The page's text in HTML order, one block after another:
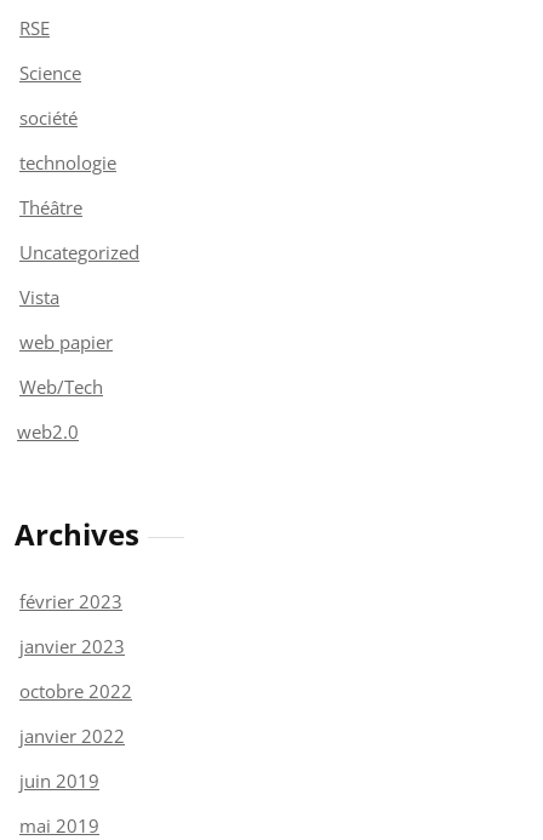
RSE
Science
société
technologie
Théâtre
Uncategorized
Vista
web papier
Web/Tech
web2.0
Archives
février 2023
janvier 2023
octobre 2022
janvier 2022
juin 2019
mai 2019